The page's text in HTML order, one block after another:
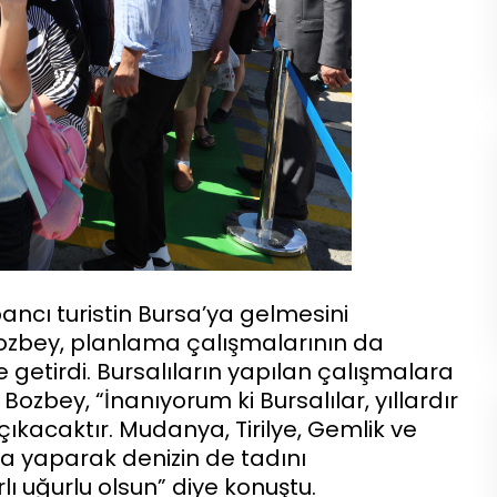
turistin Bursa’ya gelmesini
planlama çalışmalarının da
Bursalıların yapılan çalışmalara
“İnanıyorum ki Bursalılar, yıllardır
Mudanya, Tirilye, Gemlik ve
yaparak denizin de tadını
uğurlu olsun” diye konuştu.